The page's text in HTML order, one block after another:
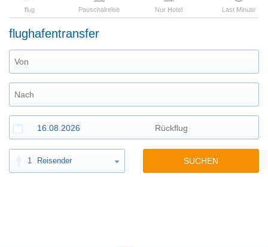
flug Pauschalreise Nur Hotel Last Minute
flughafentransfer
1 Reisender SUCHEN